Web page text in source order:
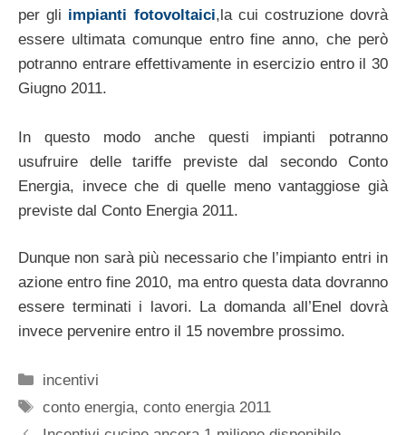
per gli impianti fotovoltaici,la cui costruzione dovrà
essere ultimata comunque entro fine anno, che però
potranno entrare effettivamente in esercizio entro il 30
Giugno 2011.
In questo modo anche questi impianti potranno
usufruire delle tariffe previste dal secondo Conto
Energia, invece che di quelle meno vantaggiose già
previste dal Conto Energia 2011.
Dunque non sarà più necessario che l’impianto entri in
azione entro fine 2010, ma entro questa data dovranno
essere terminati i lavori. La domanda all’Enel dovrà
invece pervenire entro il 15 novembre prossimo.
Categorie
incentivi
Tag
conto energia,conto energia 2011